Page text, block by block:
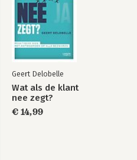
Bekijk alle boeken
Geert Delobelle
Wat als de klant
nee zegt?
€ 14,99